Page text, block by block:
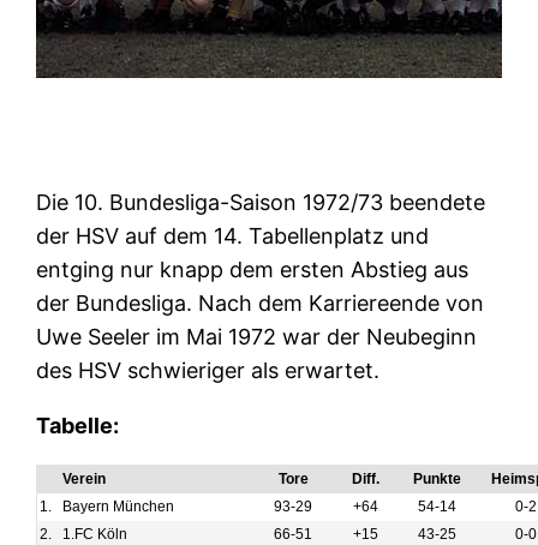
Die 10. Bundesliga-Saison 1972/73 beendete
der HSV auf dem 14. Tabellenplatz und
entging nur knapp dem ersten Abstieg aus
der Bundesliga. Nach dem Karriereende von
Uwe Seeler im Mai 1972 war der Neubeginn
des HSV schwieriger als erwartet.
Tabelle:
Verein Tore Diff. Punkte
1.
Bayern München 93-29 +64 54-14
0-2
2.
1.FC Köln 66-51 +15 43-25
0-0